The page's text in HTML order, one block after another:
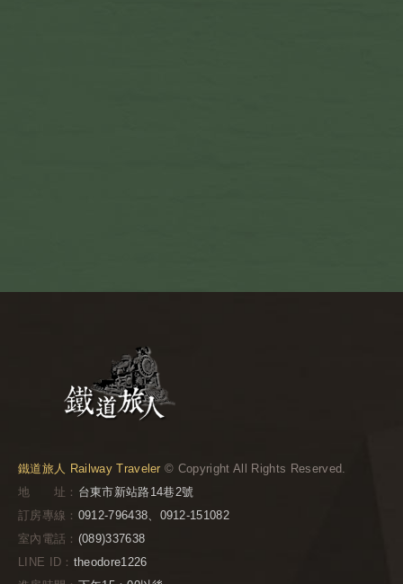
鐵道旅人 Railway Traveler © Copyright All Rights Reserved.
地 址： 台東市新站路14巷2號
訂房專線： 0912-796438、0912-151082
室內電話： (089)337638
LINE ID： theodore1226